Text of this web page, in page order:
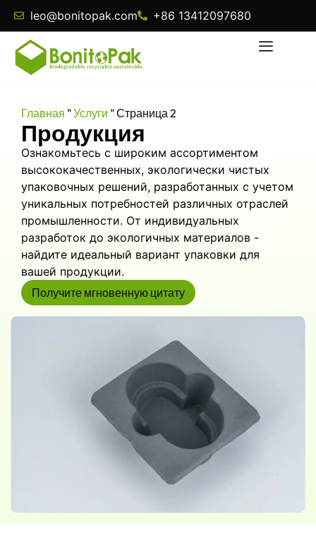
leo@bonitopak.com +86 13412097680
Главная "Услуги "Страница 2
Продукция
Ознакомьтесь с широким ассортиментом
высококачественных, экологически чистых
упаковочных решений, разработанных с учетом
уникальных потребностей различных отраслей
промышленности. От индивидуальных
разработок до экологичных материалов -
найдите идеальный вариант упаковки для
вашей продукции.
Получите мгновенную цитату